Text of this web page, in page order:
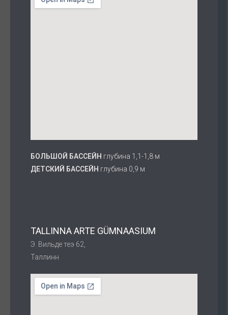
БОЛЬШОЙ БАССЕЙН глубина 1,1-1,8 м
ДЕТСКИЙ БАССЕЙН глубина 0,9 м
TALLINNA ARTE GÜMNAASIUM
Э. Вильде теэ 62,
Таллинн